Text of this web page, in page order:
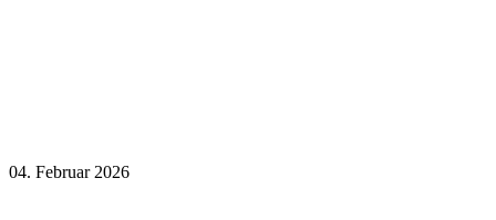
04. Februar 2026